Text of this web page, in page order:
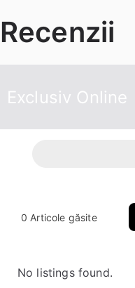
la
Recenzii
Exclusiv Online
0 Articole găsite
No listings found.